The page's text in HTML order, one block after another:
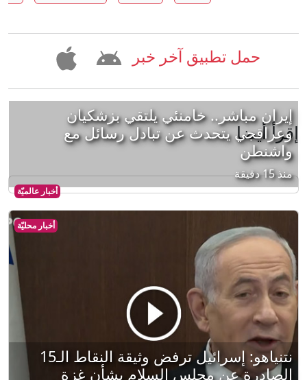
حمل تطبيق آخر خبر
إقرأ أيضا
أخبار عالميّة
إيران مباشر.. خامنئي يلتقي بزشكيان
وعراقجي يتحدث عن تبادل رسائل مع
واشنطن
منذ 15 دقيقة
أخبار محليّة
نتنياهو: إسرائيل ترفض وثيقة النقاط الـ15
الصادرة عن مجلس السلام بشأن غزة